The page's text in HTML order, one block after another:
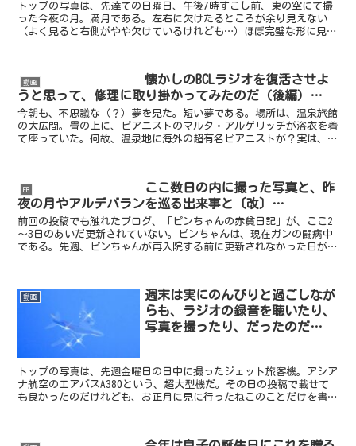
トップの写真は、先達ての日曜日、午後7時すこし前、東の空にて撮
った今夜の月。満月である。左右に欠けたるところが余り見えない
（よく見ると右側がやや欠けているけれども…）ほぼ完璧な形に見え
動画
懐かしのBCLラジオを復活させよ
うと思って、修理に取り掛かってみたのだ（後編）…
今朝も、不思議な（？）夢を見た。短い夢である。場所は、温泉旅館
の大広間。畳の上に、ピアニストのマルタ・アルゲリッチが浴衣を着
て座っていた。何故、温泉地に海外の超有名ピアニストが？実は、こ
FB
ここ数日の内に撮った写真と、昨
夜の月やアルデバランを巡る出来事と〔改〕…
前回の投稿でも触れたブログ、「ピンちゃんの赤貧日記」が、ここ2
～3日のあいだ更新されていない。ピンちゃんは、現在ガンの闘病中
である。先週、ピンちゃんが再入院する前に更新されなかった日があ
動画
週末は実にのんびりと過ごしなが
らも、ラジオの録音を聴いたり、
写真を撮ったり、だったのだ…
トップの写真は、先週金曜日の日中に撮ったジェット旅客機。アシア
ナ航空のエアバスA380という、超大型機だ。その日の投稿で載せて
も良かったのだけれども、お正月に見に行ったねこのことだけを書こ